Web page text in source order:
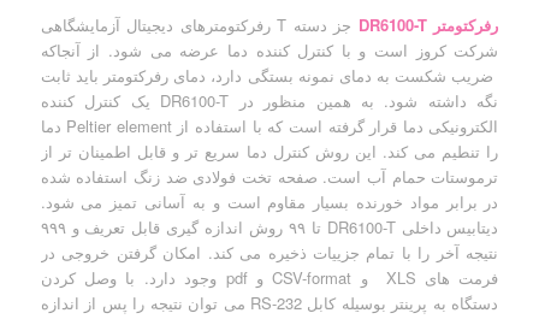
رفرکتومتر DR6100-T
جز دسته T رفرکتومترهای دیجیتال آزمایشگاهی
شرکت کروز است و با کنترل کننده دما عرضه می شود. از آنجاکه
ضریب شکست به دمای نمونه بستگی دارد، دمای رفرکتومتر باید ثابت
نگه داشته شود. به همین منظور در DR6100-T یک کنترل کننده
الکترونیکی دما قرار گرفته است که با استفاده از Peltier element دما
را تنطیم می کند. این روش کنترل دما سریع تر و قابل اطمینان تر از
ترموستات حمام آب است. صفحه تخت فولادی ضد زنگ استفاده شده
در برابر مواد خورنده بسیار مقاوم است و به آسانی تمیز می شود.
دیتابیس داخلی DR6100-T تا ۹۹ روش اندازه گیری قابل تعریف و ۹۹۹
نتیجه آخر را با تمام جزییات ذخیره می کند. امکان گرفتن خروجی در
فرمت های XLS و CSV-format و pdf وجود دارد. با وصل کردن
دستگاه به پرینتر بوسیله کابل RS-232 می توان نتیجه را پس از اندازه